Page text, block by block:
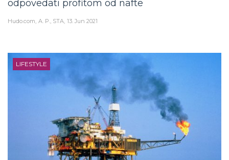
odpovedati profitom od nafte
Hudo.com A. P., STA 13. Jun 2021
LIFESTYLE